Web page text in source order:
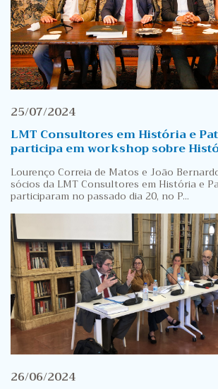
25/07/2024
LMT Consultores em História e
participa em workshop sobre
Lourenço Correia de Matos e João
sócios da LMT Consultores em História e
participaram no passado dia 20, no P...
26/06/2024